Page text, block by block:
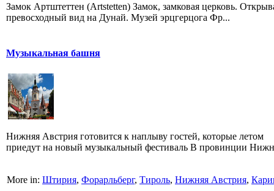
Замок Артштеттен (Artstetten) Замок, замковая церковь.
превосходный вид на Дунай. Музей эрцгерцога Фр...
Музыкальная башня
Нижняя Австрия готовится к наплыву гостей, которые летом
приедут на новый музыкальный фестиваль В провинции
More in: Штирия, Форарльберг, Тироль, Нижняя Австрия,